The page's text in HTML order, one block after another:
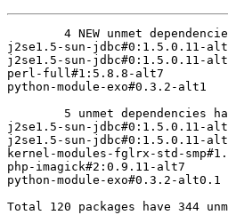
j2se1.5-sun-jdbc#0:1.5.0.11-alt4
j2se1.5-sun-jdbc#0:1.5.0.11-alt4
perl-full#1:5.8.8-alt7  	perl-Text-Soundex >= 3.02
python-module-exo#0.3.2-alt1	python2.4(_exo)
j2se1.5-sun-jdbc#0:1.5.0.11-alt2.2
j2se1.5-sun-jdbc#0:1.5.0.11-alt2.2
kernel-modules-fglrx-std-smp#1.0.8.34.8-
php-imagick#2:0.9.11-alt7	php-libs = 1:4.4.4-alt2
python-module-exo#0.3.2-alt0.1	python2.4(_exo)
Total 120 packages have 344